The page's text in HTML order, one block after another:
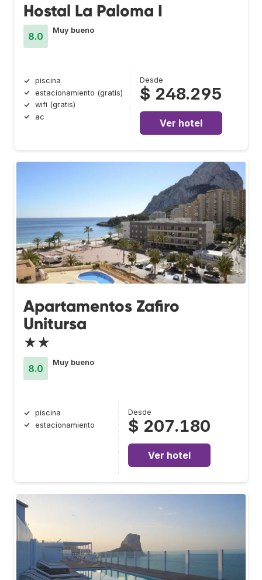
Hostal La Paloma I
8.0
Muy bueno
piscina
estacionamiento (gratis)
wifi (gratis)
ac
Desde
$ 248.295
Ver hotel
Apartamentos Zafiro
Unitursa
★★
8.0
Muy bueno
piscina
estacionamiento
Desde
$ 207.180
Ver hotel